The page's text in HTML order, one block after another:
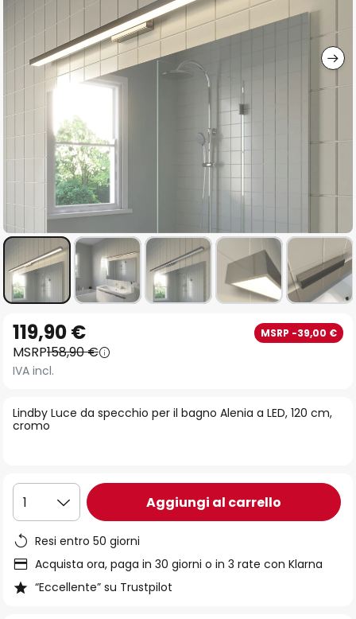
immagini
all'inizio
della
galleria
immagini
Lindby Luce da specchio per il bagno Alenia a LED, 120 cm,
cromo
119,90 € MSRP -39,00 €
MSRP158,90 €
IVA incl.
1 Aggiungi al carrello
Resi entro 50 giorni
Acquista ora, paga in 30 giorni o in 3 rate con Klarna
“Eccellente” su Trustpilot